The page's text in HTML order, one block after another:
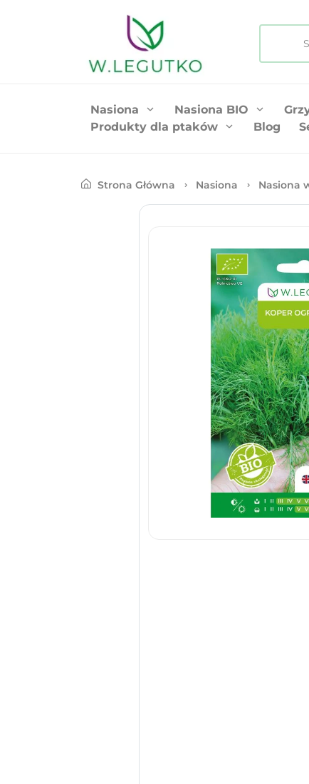
Nasiona Nasiona BIO
Produkty dla ptaków
Blog
Strona Główna Nasiona Nasiona